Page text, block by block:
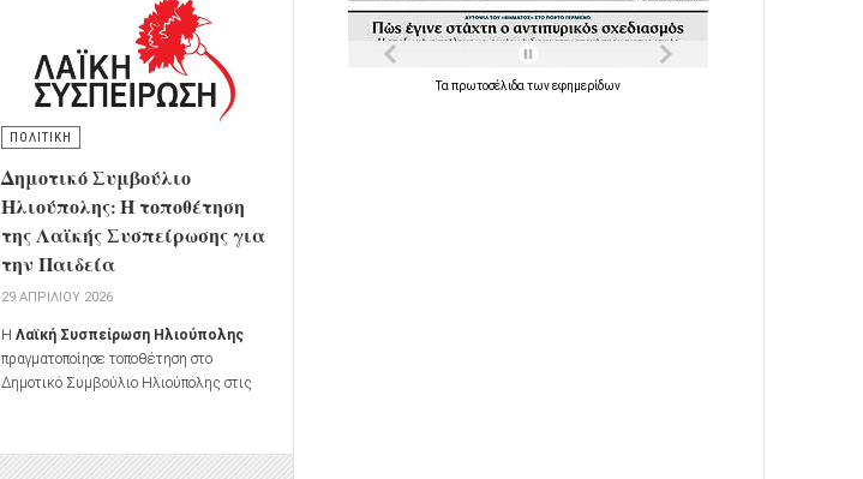
Δημόσια Περιουσία δεν πωλείται
ούτε ενοικιάζεται»
ΠΟΛΙΤΙΚΗ
Δημοτικό Συμβούλιο
Ηλιούπολης: Η τοποθέτηση
της Λαϊκής Συσπείρωσης για
την Παιδεία
29 ΑΠΡΙΛΊΟΥ 2026
ΗΛαϊκή Συσπείρωση Ηλιούπολης
πραγματοποίησε τοποθέτηση στο
Δημοτικό Συμβούλιο Ηλιούπολης στις
Ταπρωτοσέλιδατωνεφημερίδων